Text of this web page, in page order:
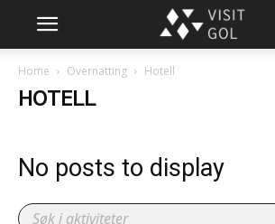
Home Overnatting Hotell
HOTELL
No posts to display